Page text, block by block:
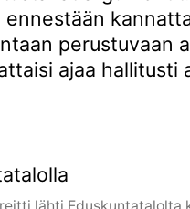
perustuvaan
ajaa hallitusti